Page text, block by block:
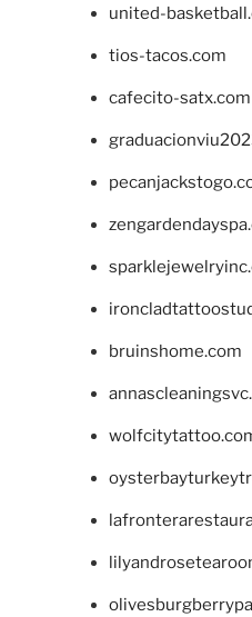
united-
tios-tacos.com
cafecito-satx.com
bruinshome.com